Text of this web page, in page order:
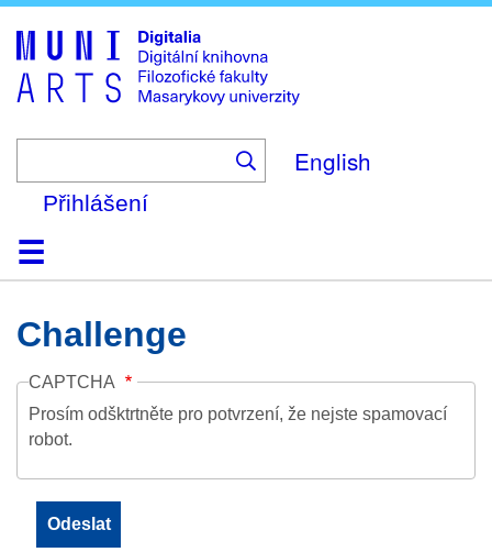
to
main
content
English
Přihlášení
DomůKolekce
Prohlížení
Vyhledávání
O platformě
Nápověda
KontaktDigitalia
Challenge
CAPTCHA
Prosím odšktrtněte pro potvrzení, že nejste spamovací
robot.